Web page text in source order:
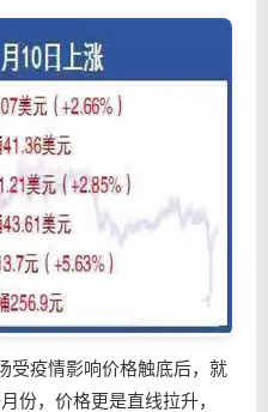
疫情影响价格触底后，就
份，价格更是直线拉升，